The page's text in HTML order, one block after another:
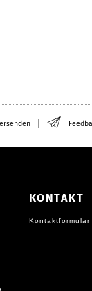
KONTAKT
Kontaktformular